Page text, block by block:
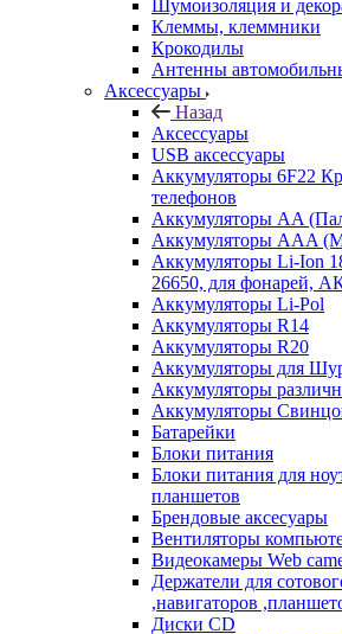
Шумоизоляция и
Клеммы, клеммники
Крокодилы
Антенны
Аксессуары
Назад
Аксессуары
USB аксессуары
Аккумуляторы 6F22
телефонов
Аккумуляторы AA
Аккумуляторы AAA
Аккумуляторы Li-Ion
26650, для фонарей,
Аккумуляторы Li-Pol
Аккумуляторы R14
Аккумуляторы R20
Аккумуляторы для
Аккумуляторы
Аккумуляторы
Батарейки
Блоки питания
Блоки питания для
планшетов
Брендовые аксесуары
Вентиляторы
Видеокамеры Web
Держатели для
,навигаторов
Диски CD